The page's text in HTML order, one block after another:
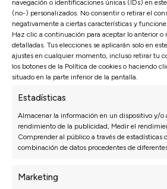
navegación o identificaciones únicas (IDs) en
(no-) personalizados. No consentir o retirar el
negativamente a ciertas características y
Haz clic a continuación para aceptar lo anterior o
detalladas. Tus elecciones se aplicarán solo en
ajustes en cualquier momento, incluso retirar tu
los botones de la Política de cookies o haciendo
situado en la parte inferior de la pantalla.
Estadísticas
Almacenar la información en un dispositivo y/o
rendimiento de la publicidad, Medir el
Comprender al público a través de estadísticas
combinación de datos procedentes de
Marketing
S. 27/
entrega fue puntual y el montaje rápido.
mañana ya teníamos el salón listo.